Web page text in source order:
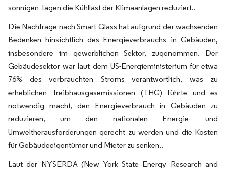
sonnigen Tagen die Kühllast der Klimaanlagen reduziert.​.
Die Nachfrage nach Smart Glass hat aufgrund der wachsenden
Bedenken hinsichtlich des Energieverbrauchs in Gebäuden,
insbesondere im gewerblichen Sektor, zugenommen. Der
Gebäudesektor war laut dem US-Energieministerium für etwa
76% des verbrauchten Stroms verantwortlich, was zu
erheblichen Treibhausgasemissionen (THG) führte und es
notwendig macht, den Energieverbrauch in Gebäuden zu
reduzieren, um den nationalen Energie- und
Umweltherausforderungen gerecht zu werden und die Kosten
für Gebäudeeigentümer und Mieter zu senken.​​.
Laut der NYSERDA (New York State Energy Research and